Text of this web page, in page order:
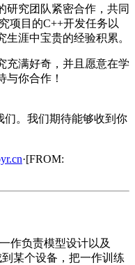
研究团队紧密合作，共同
项目的C++开发任务以
涯中宝贵的经验积累。
充满好奇，并且愿意在学
与你合作！
们。我们期待能够收到你
·[FROM:
作负责模型设计以及
某个设备，把一作训练